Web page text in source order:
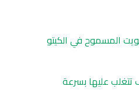
المسموح في الكيتو
تتغلب عليها بسرعة